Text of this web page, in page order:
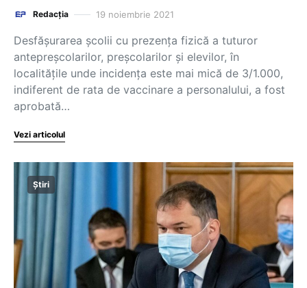
Redacția 19 noiembrie 2021
Desfășurarea școlii cu prezența fizică a tuturor
antepreșcolarilor, preșcolarilor și elevilor, în
localitățile unde incidența este mai mică de 3/1.000,
indiferent de rata de vaccinare a personalului, a fost
aprobată…
Vezi articolul
Știri